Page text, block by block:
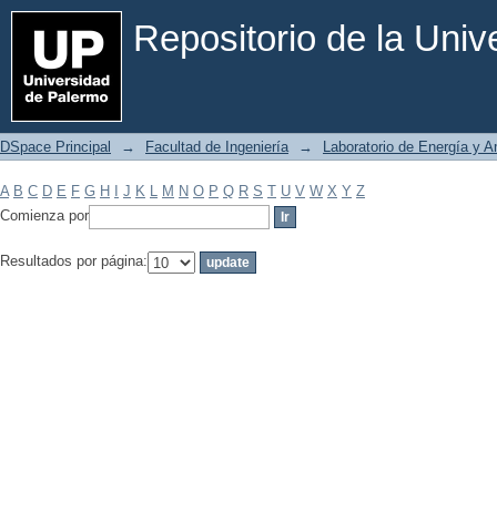
Repositorio de la
Filtrar por: Materia
DSpace Principal → Facultad de Ingeniería → Laboratorio de Energía y
A B C D E F G H J K L M N O P Q R S T U V W X Y Z
Comienza por
Resultados por página: